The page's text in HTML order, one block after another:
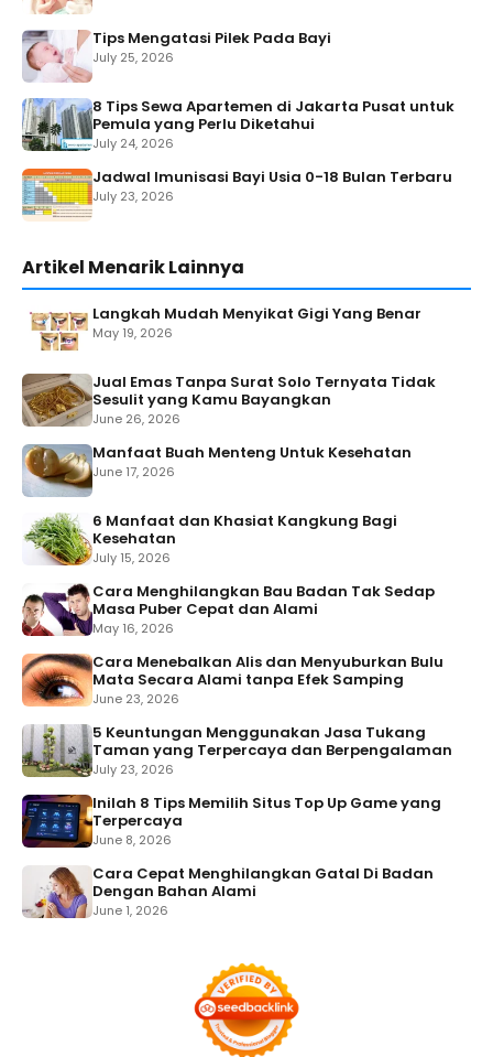
Tips Mengatasi Pilek Pada Bayi
July 25, 2026
8 Tips Sewa Apartemen di Jakarta Pusat untuk
Pemula yang Perlu Diketahui
July 24, 2026
Jadwal Imunisasi Bayi Usia 0-18 Bulan Terbaru
July 23, 2026
Artikel Menarik Lainnya
Langkah Mudah Menyikat Gigi Yang Benar
May 19, 2026
Jual Emas Tanpa Surat Solo Ternyata Tidak
Sesulit yang Kamu Bayangkan
June 26, 2026
Manfaat Buah Menteng Untuk Kesehatan
June 17, 2026
6 Manfaat dan Khasiat Kangkung Bagi
Kesehatan
July 15, 2026
Cara Menghilangkan Bau Badan Tak Sedap
Masa Puber Cepat dan Alami
May 16, 2026
Cara Menebalkan Alis dan Menyuburkan Bulu
Mata Secara Alami tanpa Efek Samping
June 23, 2026
5 Keuntungan Menggunakan Jasa Tukang
Taman yang Terpercaya dan Berpengalaman
July 23, 2026
Inilah 8 Tips Memilih Situs Top Up Game yang
Terpercaya
June 8, 2026
Cara Cepat Menghilangkan Gatal Di Badan
Dengan Bahan Alami
June 1, 2026